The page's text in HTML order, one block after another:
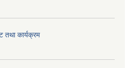
तथा कार्यक्रम